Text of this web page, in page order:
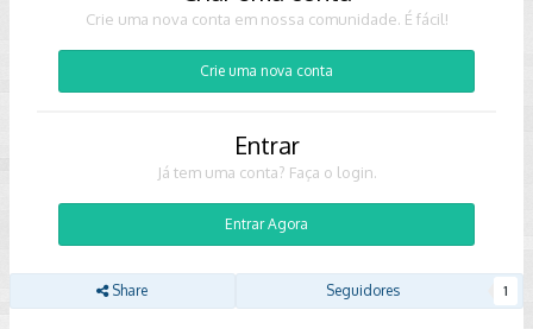
Crie uma nova conta em nossa comunidade. É fácil!
Crie uma nova conta
Entrar
Já tem uma conta? Faça o login.
Entrar Agora
Share Seguidores 1